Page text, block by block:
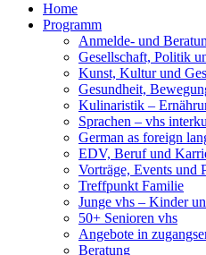
Home
Programm
Anmelde- und
Gesellschaft, Politik
Kunst, Kultur und
Gesundheit,
Kulinaristik –
Sprachen – vhs
German as foreign
EDV, Beruf und
Vorträge, Events und
Treffpunkt Familie
Junge vhs – Kinder
50+ Senioren vhs
Angebote in
Beratung